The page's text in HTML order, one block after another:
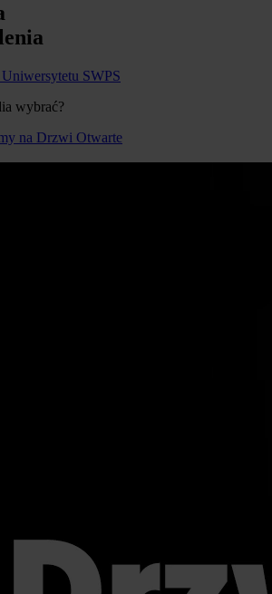
SWPS
wybrać?
na Drzwi Otwarte